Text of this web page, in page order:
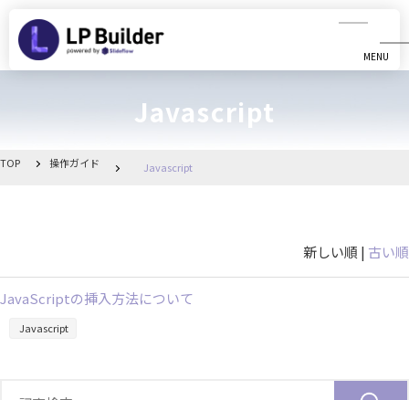
MENU
Javascript
CLOSE
動画マニュアル
お知らせ一覧
TOP 操作ガイド Javascript
新しい順 | 古い順
JavaScriptの挿入方法について
Javascript